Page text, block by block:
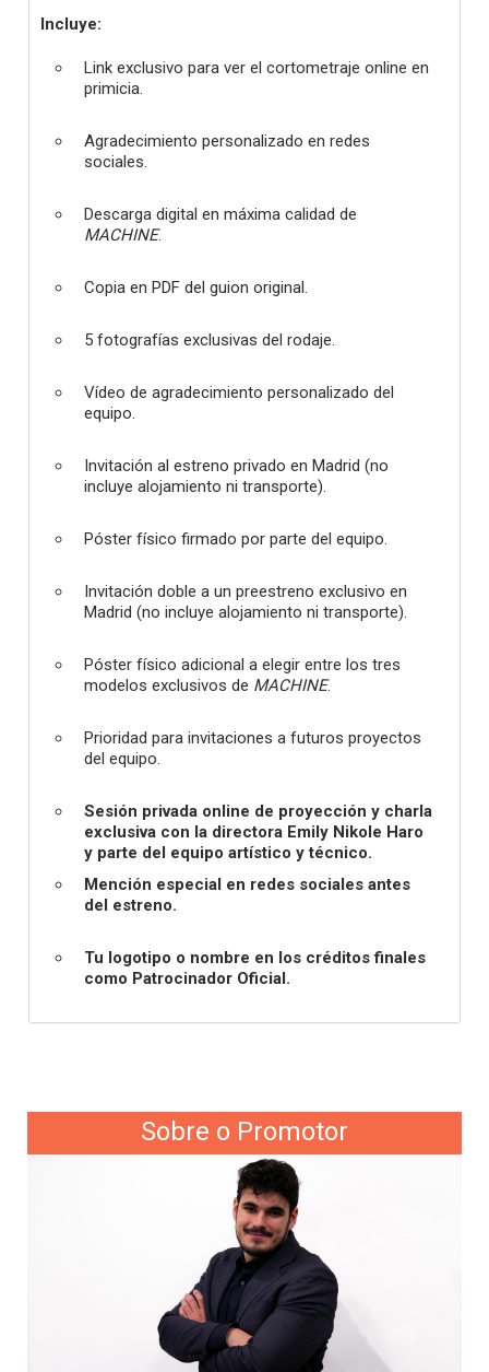
Incluye:
Link exclusivo para ver el cortometraje online en
primicia.
Agradecimiento personalizado en redes
sociales.
Descarga digital en máxima calidad de
MACHINE.
Copia en PDF del guion original.
5 fotografías exclusivas del rodaje.
Vídeo de agradecimiento personalizado del
equipo.
Invitación al estreno privado en Madrid (no
incluye alojamiento ni transporte).
Póster físico firmado por parte del equipo.
Invitación doble a un preestreno exclusivo en
Madrid (no incluye alojamiento ni transporte).
Póster físico adicional a elegir entre los tres
modelos exclusivos de MACHINE.
Prioridad para invitaciones a futuros proyectos
del equipo.
Sesión privada online de proyección y charla
exclusiva con la directora Emily Nikole Haro
y parte del equipo artístico y técnico.
Mención especial en redes sociales antes
del estreno.
Tu logotipo o nombre en los créditos finales
como Patrocinador Oficial.
Sobre o Promotor